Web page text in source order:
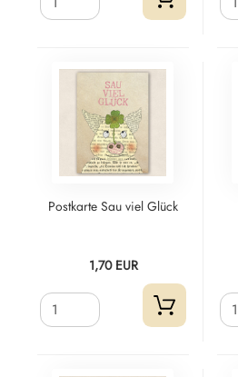
Postkarte Sau viel Glück
1,70 EUR